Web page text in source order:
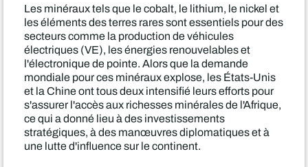
Les minéraux tels que le cobalt, le lithium, le nickel et
les éléments des terres rares sont essentiels pour des
secteurs comme la production de véhicules
électriques (VE), les énergies renouvelables et
l'électronique de pointe. Alors que la demande
mondiale pour ces minéraux explose, les États-Unis
et la Chine ont tous deux intensifié leurs efforts pour
s'assurer l'accès aux richesses minérales de l'Afrique,
ce qui a donné lieu à des investissements
stratégiques, à des manœuvres diplomatiques et à
une lutte d'influence sur le continent.